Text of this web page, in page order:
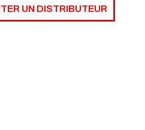
UN DISTRIBUTEUR